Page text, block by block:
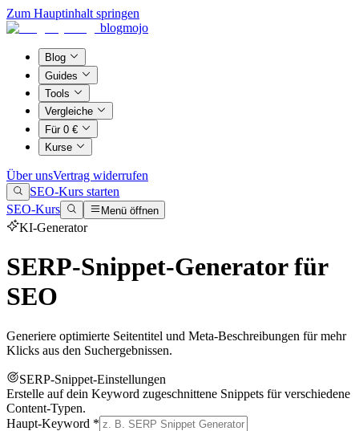
Zum Hauptinhalt springen
blogmojo
Blog
Guides
Tools
Vergleiche
Für 0 €
Kurse
Über unsVertrag widerrufen
SEO-Kurs starten
SEO-Kurs
Menü öffnen
KI-Generator
SERP-Snippet-Generator für
SEO
Generiere optimierte Seitentitel und Meta-Beschreibungen für mehr
Klicks aus den Suchergebnissen.
SERP-Snippet-Einstellungen
Erstelle auf dein Keyword zugeschnittene Snippets für verschiedene
Content-Typen.
Haupt-Keyword *